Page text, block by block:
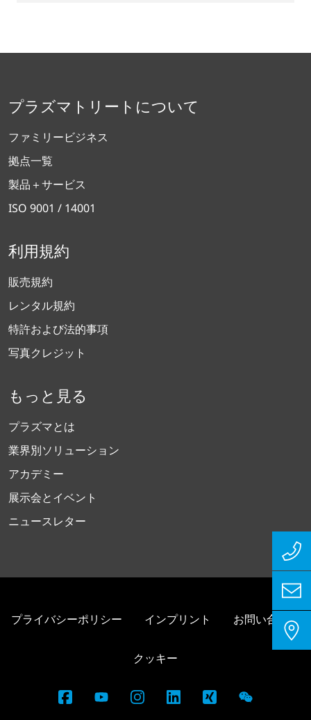
プラズマトリートについて
ファミリービジネス
拠点一覧
製品＋サービス
ISO 9001 / 14001
利用規約
販売規約
レンタル規約
特許および法的事項
写真クレジット
もっと見る
プラズマとは
業界別ソリューション
アカデミー
展示会とイベント
ニュースレター
プライバシーポリシー インプリント お問い合わせ
クッキー